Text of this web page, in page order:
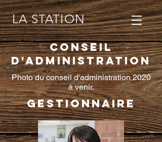
LA STATION
Conseil
d'administration
Photo du conseil d'administration 2020
à venir.
Gestionnaire